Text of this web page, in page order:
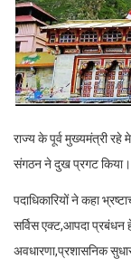
राज्य के पूर्व मुख्यमंत्री
संगठन ने दुख प्रगट किया।
पदाधिकारियों ने कहा
सर्विस एक्ट,आपदा
अवधारणा,प्रशासनिक